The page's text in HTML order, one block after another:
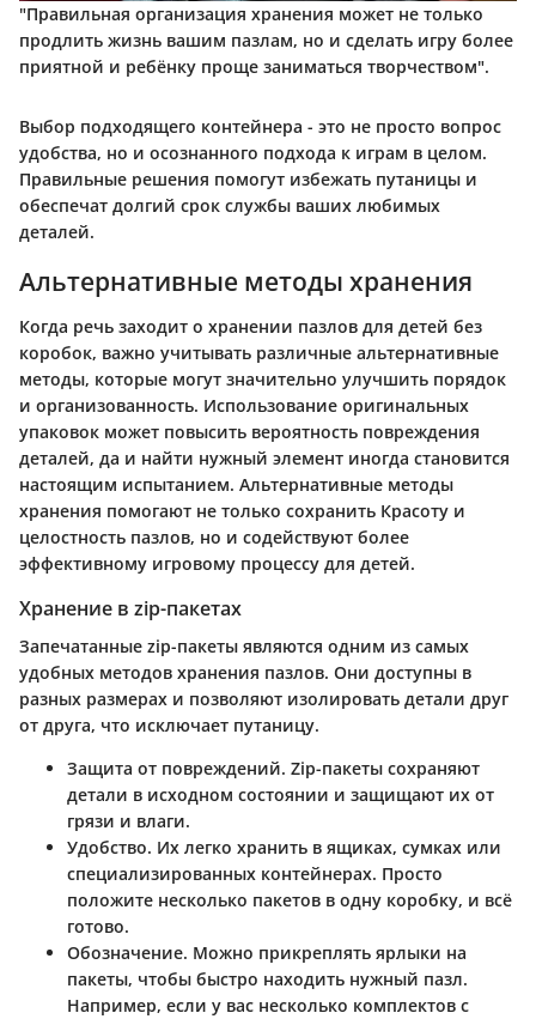
"Правильная организация хранения может не только
продлить жизнь вашим пазлам, но и сделать игру более
приятной и ребёнку проще заниматься творчеством".
Выбор подходящего контейнера - это не просто вопрос
удобства, но и осознанного подхода к играм в целом.
Правильные решения помогут избежать путаницы и
обеспечат долгий срок службы ваших любимых
деталей.
Альтернативные методы хранения
Когда речь заходит о хранении пазлов для детей без
коробок, важно учитывать различные альтернативные
методы, которые могут значительно улучшить порядок
и организованность. Использование оригинальных
упаковок может повысить вероятность повреждения
деталей, да и найти нужный элемент иногда становится
настоящим испытанием. Альтернативные методы
хранения помогают не только сохранить Красоту и
целостность пазлов, но и содействуют более
эффективному игровому процессу для детей.
Хранение в zip-пакетах
Запечатанные zip-пакеты являются одним из самых
удобных методов хранения пазлов. Они доступны в
разных размерах и позволяют изолировать детали друг
от друга, что исключает путаницу.
Защита от повреждений. Zip-пакеты сохраняют
детали в исходном состоянии и защищают их от
грязи и влаги.
Удобство. Их легко хранить в ящиках, сумках или
специализированных контейнерах. Просто
положите несколько пакетов в одну коробку, и всё
готово.
Обозначение. Можно прикреплять ярлыки на
пакеты, чтобы быстро находить нужный пазл.
Например, если у вас несколько комплектов с